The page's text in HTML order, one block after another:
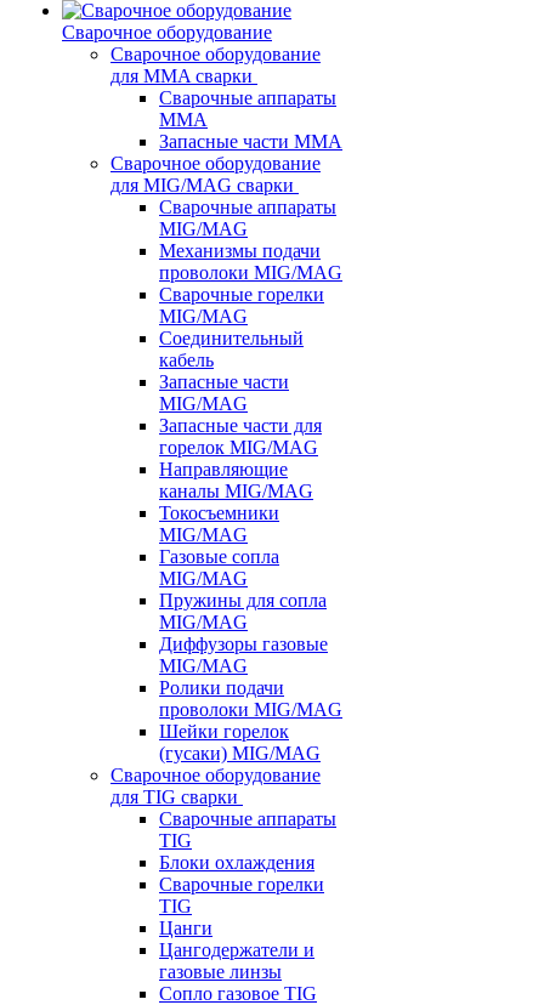
Сварочное оборудование
Сварочное оборудование
для MMA сварки
Сварочные аппараты
MMA
Запасные части MMA
Сварочное оборудование
для MIG/MAG сварки
Сварочные аппараты
MIG/MAG
Механизмы подачи
проволоки MIG/MAG
Сварочные горелки
MIG/MAG
Соединительный
кабель
Запасные части
MIG/MAG
Запасные части для
горелок MIG/MAG
Направляющие
каналы MIG/MAG
Токосъемники
MIG/MAG
Газовые сопла
MIG/MAG
Пружины для сопла
MIG/MAG
Диффузоры газовые
MIG/MAG
Ролики подачи
проволоки MIG/MAG
Шейки горелок
(гусаки) MIG/MAG
Сварочное оборудование
для TIG сварки
Сварочные аппараты
TIG
Блоки охлаждения
Сварочные горелки
TIG
Цанги
Цангодержатели и
газовые линзы
Сопло газовое TIG